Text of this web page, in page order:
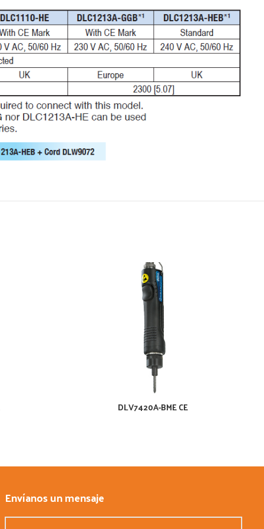
DLV7420A-BME CE
Envíanos un mensaje